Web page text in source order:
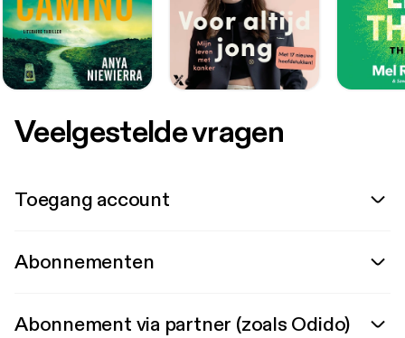
Veelgestelde vragen
Toegang account
Abonnementen
Abonnement via partner (zoals Odido)